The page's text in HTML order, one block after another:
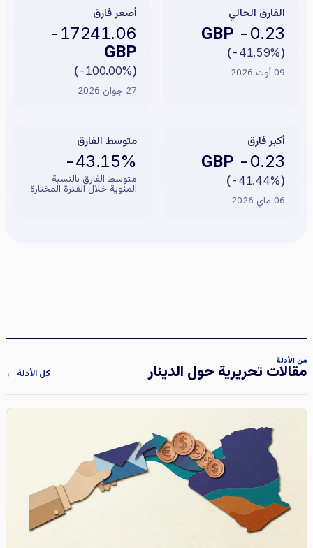
الفارق الحالي
-0.23
(
-41.59%
)
09 أوت 2026
أصغر فارق
-17241.06
GBP
(
-100.00%
)
27 جوان 2026
أكبر فارق
-0.23
(
-41.44%
)
06 ماي 2026
متوسط الفارق
-43.15%
متوسط الفارق بالنسبة
المئوية خلال الفترة المختارة.
من الأدلة
مقالات تحريرية حول الدينار كل الأدلة ←